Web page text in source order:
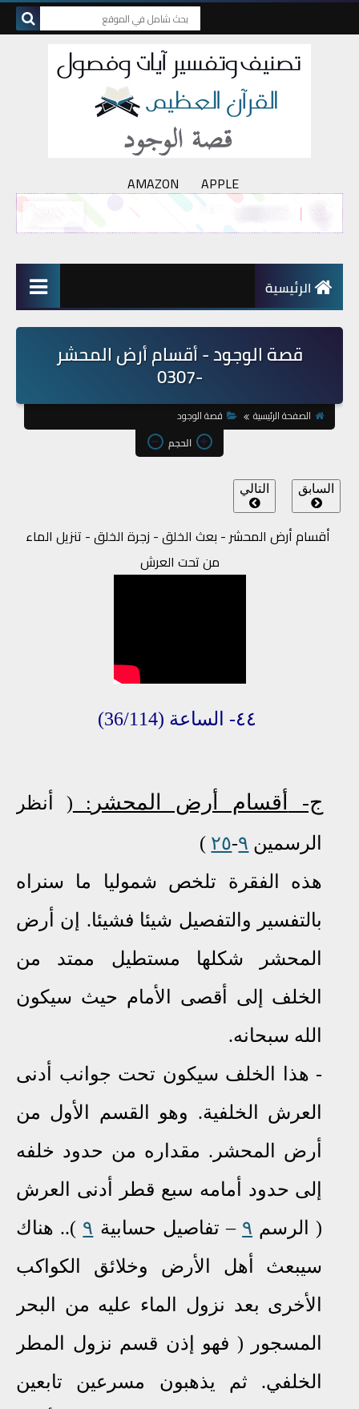
AMAZON APPLE
الرئيسية
قصة الوجود - أقسام أرض المحشر
-0307
الصفحة الرئيسية
قصة الوجود
الحجم
السابق التالي
أقسام أرض المحشر - بعث الخلق - زجرة الخلق - تنزيل الماء
من تحت العرش
٤٤- الساعة (36/114)
ج- أقسام أرض المحشر : ( أنظر
الرسمين ٩-٢٥ )
هذه الفقرة تلخص شموليا ما سنراه
بالتفسير والتفصيل شيئا فشيئا. إن أرض
المحشر شكلها مستطيل ممتد من
الخلف إلى أقصى الأمام حيث سيكون
الله سبحانه.
- هذا الخلف سيكون تحت جوانب أدنى
العرش الخلفية. وهو القسم الأول من
أرض المحشر. مقداره من حدود خلفه
إلى حدود أمامه سبع قطر أدنى العرش
( الرسم ٩ – تفاصيل حسابية ٩ ).. هناك
سيبعث أهل الأرض وخلائق الكواكب
الأخرى بعد نزول الماء عليه من البحر
المسجور ( فهو إذن قسم نزول المطر
الخلفي. ثم يذهبون مسرعين تابعين